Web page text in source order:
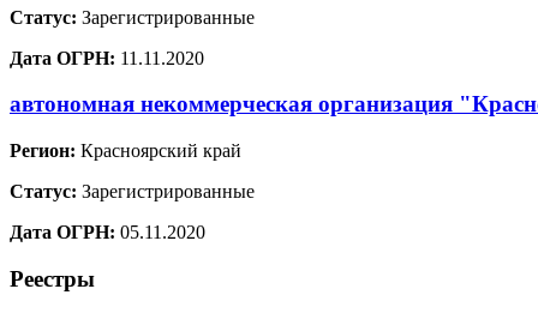
Статус: Зарегистрированные
Дата ОГРН: 11.11.2020
автономная некоммерческая организация
Регион: Красноярский край
Статус: Зарегистрированные
Дата ОГРН: 05.11.2020
Реестры